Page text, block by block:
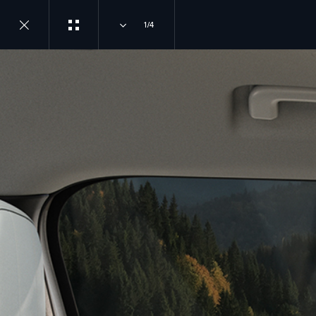
1/4
اكتشف لاند روڨر
لمحة عامة
تطبيق أرضي للهاتف
الجوال
تشكيلة منتجات لاند روڤر
انضم إلى الحوار
إنستغرام
يوتيوب